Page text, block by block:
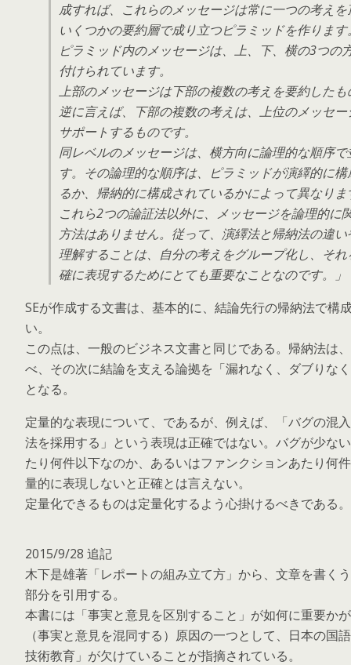
成すれば、これらのメッセージは常に一つの考え
いくつかの要約層で成り立つピラミッドを作ります
ピラミッド内のメッセージは、上、下、横の3つの
付けられています。
上部のメッセージは下部の複数の考えを要約した
逆に言えば、下部の複数の考えは、上位のメッセ
サポートするものです。
同レベルのメッセージは、横方向に論理的な順序
す。その論理的な順序は、ピラミッドが演繹的に
るか、帰納的に構成されているかによって異なりま
これら2つの論証法以外に、メッセージを論理的に
方法はありません。従って、演繹法と帰納法の違
理解することは、自分の考えをグループ化し、そ
確に表現するためにとても重要なことなのです。」
SEが作成する文書は、基本的に、結論先行の帰納法で構
い。
この点は、一般のビジネス文書と同じである。帰納法は
べ、その次に結論を支える論拠を「漏れなく、ダブりな
となる。
定量的な表現について、であるが、例えば、「バグの混
法を採用する」という表現は正確ではない。バグが少な
たり何件以下なのか、あるいはファンクションあたり何
量的に表現しないと正確とは言えない。
定量化できるものは定量化するよう心掛けるべきである。
2015/9/28 追記
木下是雄著「レポートの組み立て方」から、文章を書く
部分を引用する。
本書には「事実と意見を区別すること」が如何に重要か
（事実と意見を混同する）原因の一つとして、日本の国
技術教育」が欠けていることが指摘されている。